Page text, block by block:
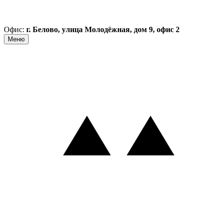
Офис: г. Белово, улица Молодёжная, дом 9, офис 2
Меню